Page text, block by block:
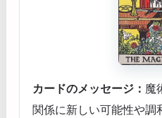
カードのメッセージ： 魔
関係に新しい可能性や調